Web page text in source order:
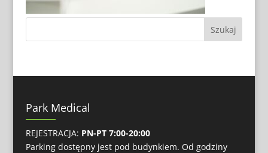
Park Medical
REJESTRACJA: PN-PT 7:00-20:00
Parking dostępny jest pod budynkiem. Od godziny